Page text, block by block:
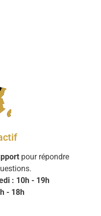
pour répondre
: 10h - 19h
- 18h